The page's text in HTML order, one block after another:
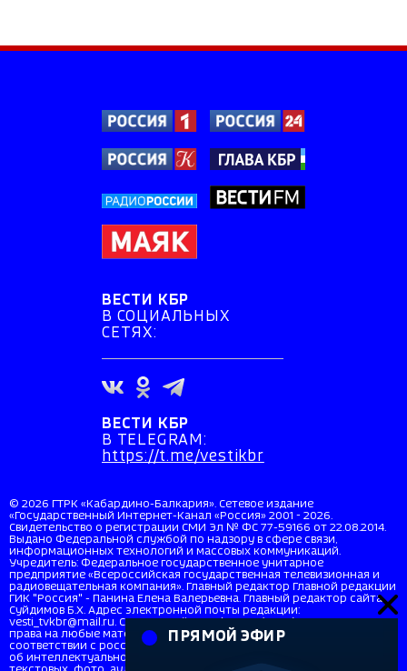
ВЕСТИ КБР
В СОЦИАЛЬНЫХ
СЕТЯХ:
ВЕСТИ КБР
В TELEGRAM:
https://t.me/vestikbr
© 2026 ГТРК «Кабардино-Балкария». Сетевое издание
«Государственный Интернет-Канал «Россия» 2001 - 2026.
Свидетельство о регистрации СМИ Эл № ФС 77-59166 от 22.08.2014.
Выдано Федеральной службой по надзору в сфере связи,
информационных технологий и массовых коммуникаций.
Учредитель: Федеральное государственное унитарное
предприятие «Всероссийская государственная телевизионная и
радиовещательная компания». Главный редактор Главной редакции
ГИК "Россия" - Панина Елена Валерьевна. Главный редактор сайта
Суйдимов Б.Х. Адрес электронной почты редакции:
vesti_tvkbr@mail.ru. Справочный телефон: +7 (8662) 40-36-33. Все
права на любые материалы, опубликованные на сайте, защищены в
соответствии с российским и международным законодательством
об интеллектуальной собственности. Любое использование
ПРЯМОЙ ЭФИР